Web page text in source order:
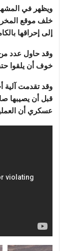
ويظهر في
خلف موقع
إلى إحراقها
وقد حاول عدد من
خوف أن يلقوا
وقد تقدمت آلية
قبل أن يصيبها
عسكري أن